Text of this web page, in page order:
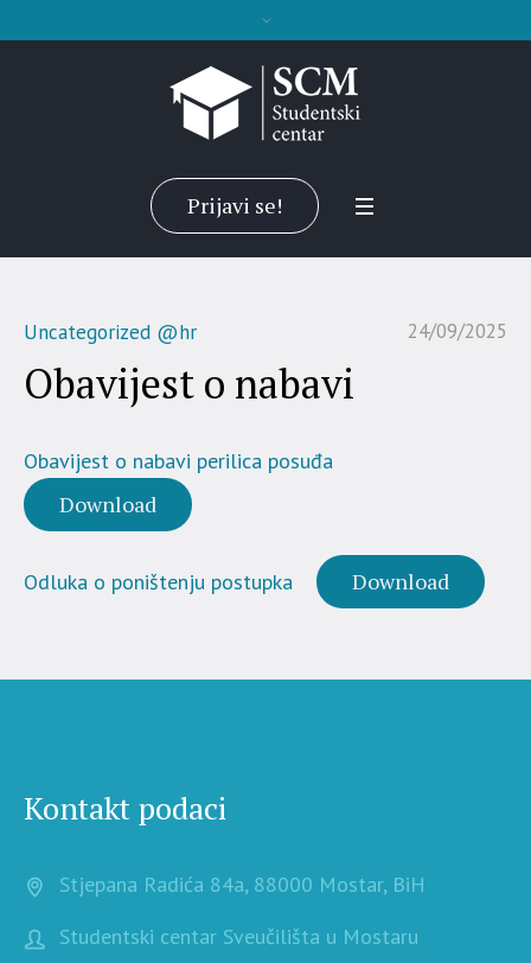
Prijavi se!
24/09/2025
Uncategorized @hr
Obavijest o nabavi
Obavijest o nabavi perilica posuđa
Download
Odluka o poništenju postupka Download
Kontakt podaci
Stjepana Radića 84a, 88000 Mostar, BiH
Studentski centar Sveučilišta u Mostaru